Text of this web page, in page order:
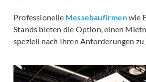
Professionelle Messebaufirmenwie
Stands bieten die Option, einen
speziell nach Ihren Anforderungen zu